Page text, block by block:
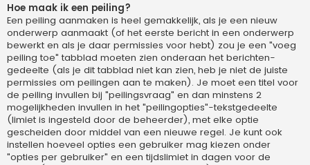
Hoe maak ik een peiling?
Een peiling aanmaken is heel gemakkelijk, als je een nieuw
onderwerp aanmaakt (of het eerste bericht in een onderwerp
bewerkt en als je daar permissies voor hebt) zou je een "voeg
peiling toe" tabblad moeten zien onderaan het berichten-
gedeelte (als je dit tabblad niet kan zien, heb je niet de juiste
permissies om peilingen aan te maken). Je moet een titel voor
de peiling invullen bij "peilingsvraag" en dan minstens 2
mogelijkheden invullen in het "peilingopties"-tekstgedeelte
(limiet is ingesteld door de beheerder), met elke optie
gescheiden door middel van een nieuwe regel. Je kunt ook
instellen hoeveel opties een gebruiker mag kiezen onder
"opties per gebruiker" en een tijdslimiet in dagen voor de